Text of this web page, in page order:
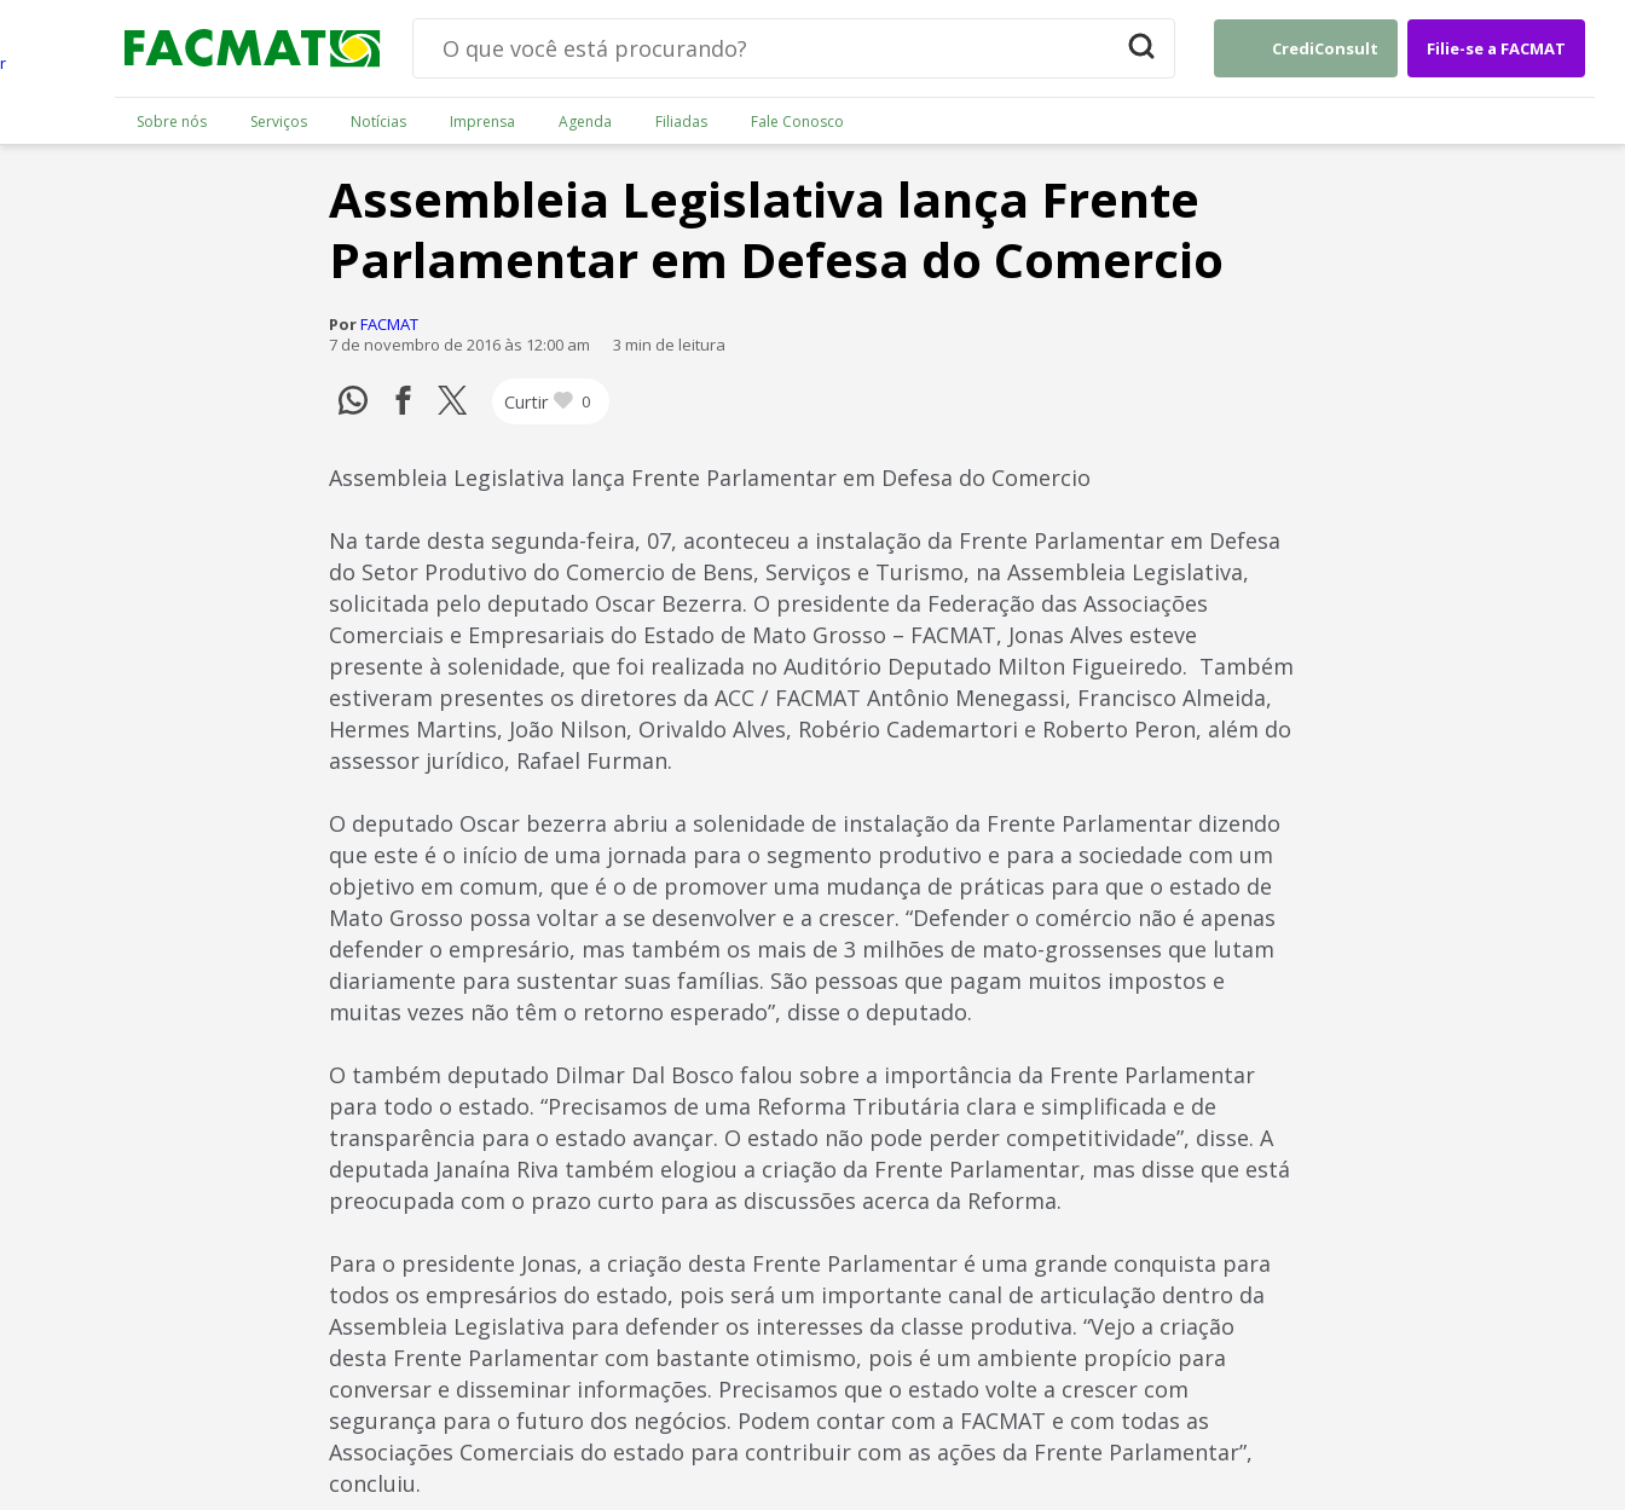
CrediConsult Filie-se a FACMAT
Sobre nós Serviços Notícias Imprensa Agenda Filiadas Fale Conosco
Assembleia Legislativa lança Frente
Parlamentar em Defesa do Comercio
PorFACMAT
7 de novembro de 2016 às 12:00 am
3 min de leitura
Curtir 0
Assembleia Legislativa lança Frente Parlamentar em Defesa do Comercio
Na tarde desta segunda-feira, 07, aconteceu a instalação da Frente Parlamentar em Defesa
do Setor Produtivo do Comercio de Bens, Serviços e Turismo, na Assembleia Legislativa,
solicitada pelo deputado Oscar Bezerra. O presidente da Federação das Associações
Comerciais e Empresariais do Estado de Mato Grosso – FACMAT, Jonas Alves esteve
presente à solenidade, que foi realizada no Auditório Deputado Milton Figueiredo. Também
estiveram presentes os diretores da ACC / FACMAT Antônio Menegassi, Francisco Almeida,
Hermes Martins, João Nilson, Orivaldo Alves, Robério Cademartori e Roberto Peron, além do
assessor jurídico, Rafael Furman.
O deputado Oscar bezerra abriu a solenidade de instalação da Frente Parlamentar dizendo
que este é o início de uma jornada para o segmento produtivo e para a sociedade com um
objetivo em comum, que é o de promover uma mudança de práticas para que o estado de
Mato Grosso possa voltar a se desenvolver e a crescer. “Defender o comércio não é apenas
defender o empresário, mas também os mais de 3 milhões de mato-grossenses que lutam
diariamente para sustentar suas famílias. São pessoas que pagam muitos impostos e
muitas vezes não têm o retorno esperado”, disse o deputado.
O também deputado Dilmar Dal Bosco falou sobre a importância da Frente Parlamentar
para todo o estado. “Precisamos de uma Reforma Tributária clara e simplificada e de
transparência para o estado avançar. O estado não pode perder competitividade”, disse. A
deputada Janaína Riva também elogiou a criação da Frente Parlamentar, mas disse que está
preocupada com o prazo curto para as discussões acerca da Reforma.
Para o presidente Jonas, a criação desta Frente Parlamentar é uma grande conquista para
todos os empresários do estado, pois será um importante canal de articulação dentro da
Assembleia Legislativa para defender os interesses da classe produtiva. “Vejo a criação
desta Frente Parlamentar com bastante otimismo, pois é um ambiente propício para
conversar e disseminar informações. Precisamos que o estado volte a crescer com
segurança para o futuro dos negócios. Podem contar com a FACMAT e com todas as
Associações Comerciais do estado para contribuir com as ações da Frente Parlamentar”,
concluiu.